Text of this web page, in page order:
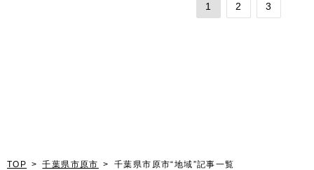
1 2 3
TOP 千葉県市原市 千葉県市原市“地域”記事一覧